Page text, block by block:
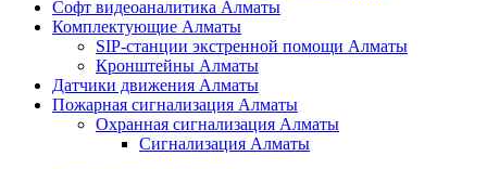
Софт видеоаналитика Алматы
Комплектующие Алматы
SIP-станции экстренной помощи Алматы
Кронштейны Алматы
Датчики движения Алматы
Пожарная сигнализация Алматы
Охранная сигнализация Алматы
Сигнализация Алматы